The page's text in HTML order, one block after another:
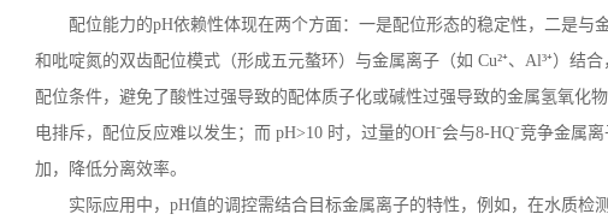
配位能力的pH依赖性体现在两个方面：一是配位形态的稳定性，二是与
和吡啶氮的双齿配位模式（形成五元螯环）与金属离子（如 Cu²⁺、 Al³⁺）结
配位条件，避免了酸性过强导致的配体质子化或碱性过强导致的金属氢氧化
电排斥，配位反应难以发生；而 pH>10 时，过量的OH⁻会与8-HQ⁻竞争金属
加，降低分离效率。
实际应用中， pH值的调控需结合目标金属离子的特性，例如，在水质检